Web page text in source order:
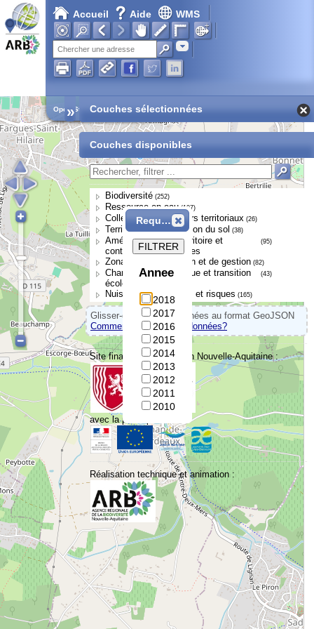
Accueil Aide WMS
Adresse
Open Street Map
» Couches sélectionnées
Couches disponibles
Biodiversité (252)
Ressource en eau (107)
Collectivités et acteurs territoriaux (26)
Territoires et occupation du sol (38)
Aménagement du territoire et
continuités écologiques
(95)
Zonages de protection et de gestion (82)
Changement climatique et transition
écologique
(43)
Nuisances, pressions et risques (165)
Glisser-déposer vos données au format GeoJSON
Comment convertir vos données?
Site financé par la Région Nouvelle-Aquitaine :
avec la participation de :
Réalisation technique et animation :
Requête
Annee
2018
2017
2016
2015
2014
2013
2012
2011
2010
FILTRER